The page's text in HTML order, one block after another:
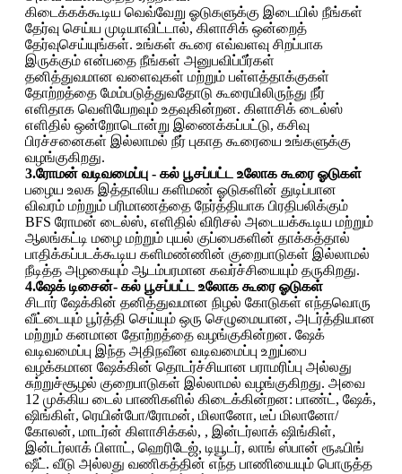
கிடைக்கக்கூடிய வெவ்வேறு ஓடுகளுக்கு இடையில் நீங்கள்
தேர்வு செய்ய முடியாவிட்டால், கிளாசிக் ஒன்றைத்
தேர்வுசெய்யுங்கள். உங்கள் கூரை எவ்வளவு சிறப்பாக
இருக்கும் என்பதை நீங்கள் அனுபவிப்பீர்கள்
தனித்துவமான வளைவுகள் மற்றும் பள்ளத்தாக்குகள்
தோற்றத்தை மேம்படுத்துவதோடு கூரையிலிருந்து நீர்
எளிதாக வெளியேறவும் உதவுகின்றன. கிளாசிக் டைல்ஸ்
எளிதில் ஒன்றோடொன்று இணைக்கப்பட்டு, கசிவு
பிரச்சனைகள் இல்லாமல் நீர் புகாத கூரையை உங்களுக்கு
வழங்குகிறது.
3.ரோமன் வடிவமைப்பு - கல் பூசப்பட்ட உலோக கூரை ஓடுகள்
பழைய உலக இத்தாலிய களிமண் ஓடுகளின் துடிப்பான
விவரம் மற்றும் பரிமாணத்தை நேர்த்தியாக பிரதிபலிக்கும்
BFS ரோமன் டைல்ஸ், எளிதில் விரிசல் அடையக்கூடிய மற்றும்
ஆலங்கட்டி மழை மற்றும் புயல் குப்பைகளின் தாக்கத்தால்
பாதிக்கப்படக்கூடிய களிமண்ணின் குறைபாடுகள் இல்லாமல்
நீடித்த அழகையும் ஆடம்பரமான கவர்ச்சியையும் தருகிறது.
4.ஷேக் டிசைன்- கல் பூசப்பட்ட உலோக கூரை ஓடுகள்
சிடார் ஷேக்கின் தனித்துவமான நிழல் கோடுகள் எந்தவொரு
வீட்டையும் பூர்த்தி செய்யும் ஒரு செழுமையான, அடர்த்தியான
மற்றும் கனமான தோற்றத்தை வழங்குகின்றன. ஷேக்
வடிவமைப்பு இந்த அதிநவீன வடிவமைப்பு உறுப்பை
வழக்கமான ஷேக்கின் தொடர்ச்சியான பராமரிப்பு அல்லது
சுற்றுச்சூழல் குறைபாடுகள் இல்லாமல் வழங்குகிறது. அவை
12 முக்கிய டைல் பாணிகளில் கிடைக்கின்றன: பாண்ட், ஷேக்,
ஷிங்கிள், ரெயின்போ/ரோமன், மிலானோ, டீப் மிலானோ/
கோலன், மாடர்ன் கிளாசிக்கல், , இன்டர்லாக் ஷிங்கிள்,
இன்டர்லாக் பிளாட், ஹெரிடேஜ், டியூடர், லாங் ஸ்பான் ரூஃபிங்
ஷீட். வீடு அல்லது வணிகத்தின் எந்த பாணியையும் பொருத்த